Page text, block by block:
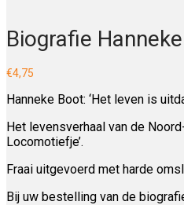
Biografie
€4,75
Hanneke Boot: ‘Het leven is
Het levensverhaal van de
Locomotiefje’.
Fraai uitgevoerd met harde
Bij uw bestelling van de